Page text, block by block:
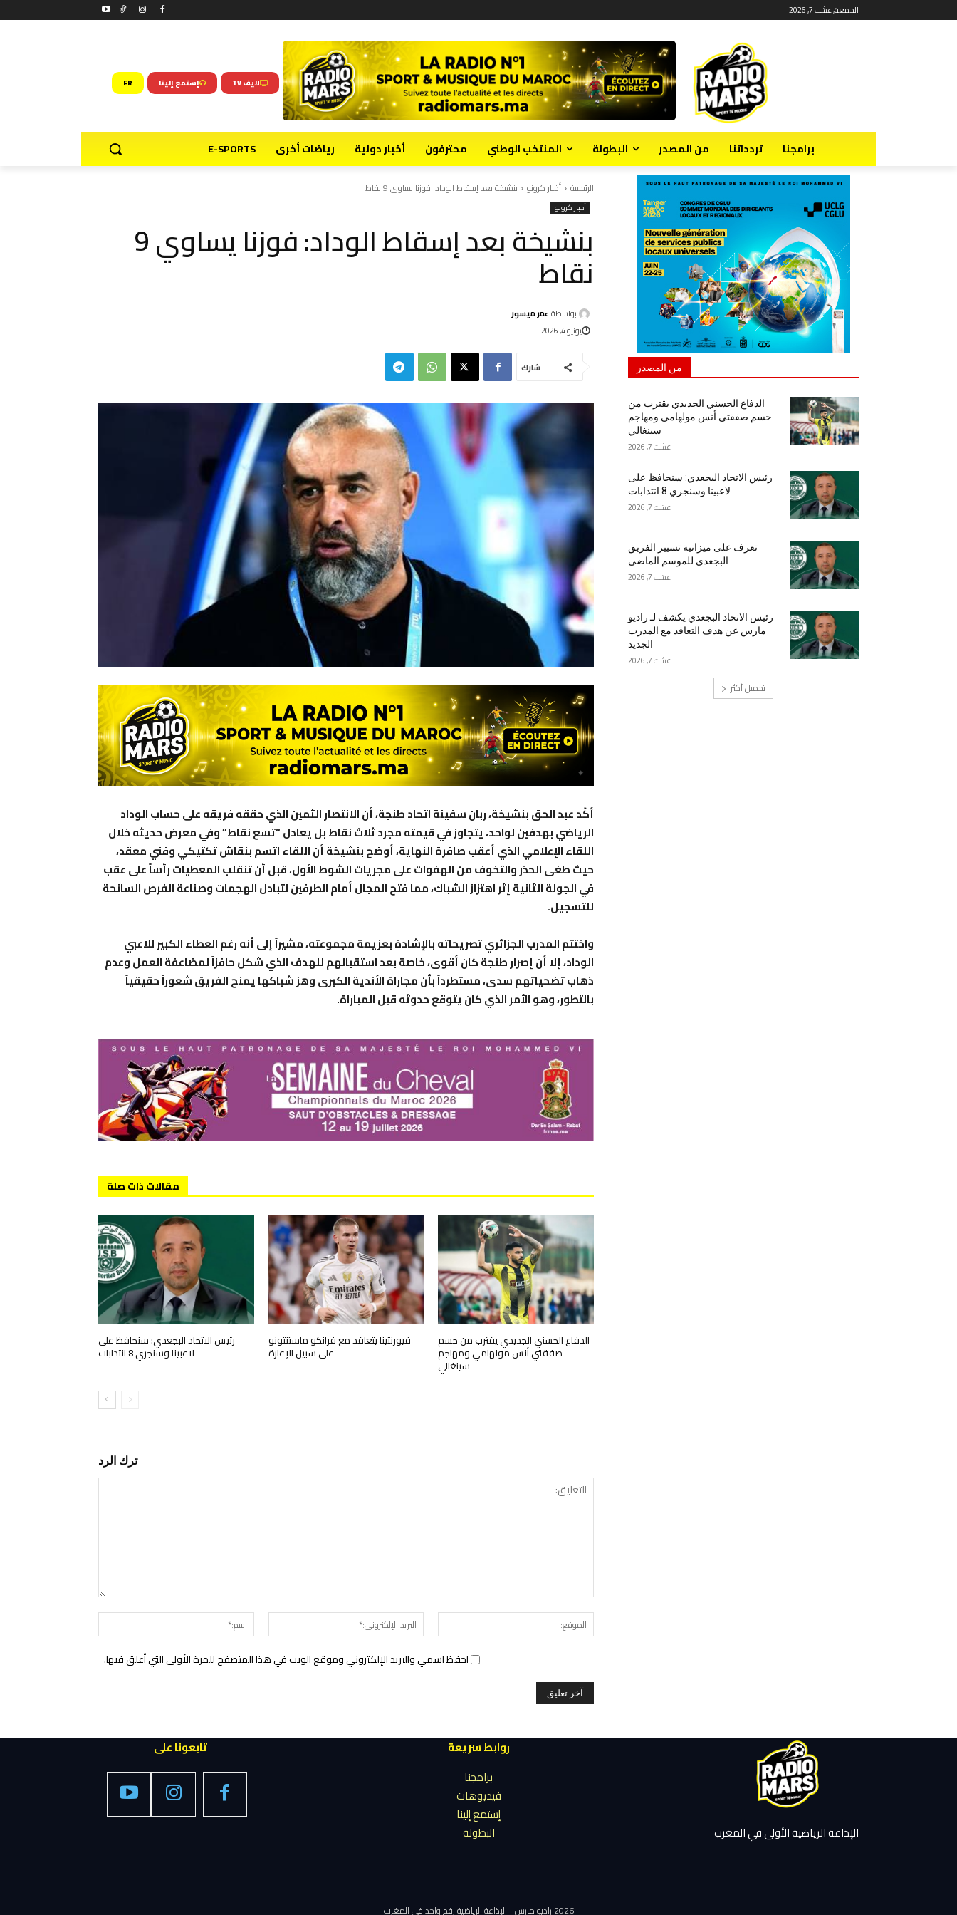
الجمعة, غشت 7, 2026
لايف TV إستمع إلينا FR
برامجنا تردداتنا من المصدر البطولة المنتخب الوطني محترفون أخبار دولية رياضات أخرى E-SPORTS
الرئيسية أخبار كرونو بنشيخة بعد إسقاط الوداد: فوزنا يساوي 9 نقاط
أخبار كرونو
بنشيخة بعد إسقاط الوداد: فوزنا يساوي 9
نقاط
بواسطة عمر ميسور
يونيو 4, 2026
شارك
أكّد عبد الحق بنشيخة، ربان سفينة اتحاد طنجة، أن الانتصار الثمين الذي حققه فريقه على حساب الوداد
الرياضي بهدفين لواحد، يتجاوز في قيمته مجرد ثلاث نقاط بل يعادل “تسع نقاط”وفي معرض حديثه خلال
اللقاء الإعلامي الذي أعقب صافرة النهاية، أوضح بنشيخة أن اللقاء اتسم بنقاش تكتيكي وفني معقد،
حيث طغى الحذر والتخوف من الهفوات على مجريات الشوط الأول، قبل أن تنقلب المعطيات رأساً على عقب
في الجولة الثانية إثر اهتزاز الشباك، مما فتح المجال أمام الطرفين لتبادل الهجمات وصناعة الفرص السانحة
للتسجيل.
واختتم المدرب الجزائري تصريحاته بالإشادة بعزيمة مجموعته، مشيراً إلى أنه رغم العطاء الكبير للاعبي
الوداد، إلا أن إصرار طنجة كان أقوى، خاصة بعد استقبالهم للهدف الذي شكل حافزاً لمضاعفة العمل وعدم
ذهاب تضحياتهم سدى، مستطرداً بأن مجاراة الأندية الكبرى وهز شباكها يمنح الفريق شعوراً حقيقياً
بالتطور، وهو الأمر الذي كان يتوقع حدوثه قبل المباراة.
مقالات ذات صلة
الدفاع الحسني الجديدي يقترب من حسم
صفقتي أنس مولهامي ومهاجم
سينغالي
فيورنتينا يتعاقد مع فرانكو ماستنتونو
على سبيل الإعارة
رئيس الاتحاد البجعدي: سنحافظ على
لاعبينا وسنجري 8 انتدابات
ترك الرد
البريد
الإلكتروني:*
الموقع:
احفظ اسمي والبريد الإلكتروني وموقع الويب في هذا المتصفح للمرة الأولى التي أعلق فيها.
من المصدر
الدفاع الحسني الجديدي يقترب من
حسم صفقتي أنس مولهامي ومهاجم
سينغالي
غشت 7, 2026
رئيس الاتحاد البجعدي: سنحافظ على
لاعبينا وسنجري 8 انتدابات
غشت 7, 2026
تعرف على ميزانية تسيير الفريق
البجعدي للموسم الماضي
غشت 7, 2026
رئيس الاتحاد البجعدي يكشف لـ راديو
مارس عن هدف التعاقد مع المدرب
الجديد
غشت 7, 2026
تحميل أكثر
تابعونا على
روابط سريعة
برامجنا
فيديوهات
إستمع إلينا
البطولة
الإذاعة الرياضية الأولى في المغرب
2026 راديو مارس - الإذاعة الرياضية رقم واحد في المغرب